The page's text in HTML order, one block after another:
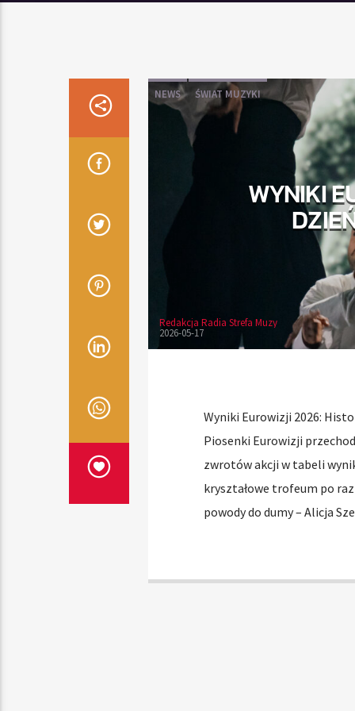
NEWS ŚWIAT MUZYKI
WYNIKI
Redakcja Radia Strefa Muzy
2026-05-17
Wyniki Eurowizji 2026:
Piosenki Eurowizji
zwrotów akcji w tabeli
kryształowe trofeum po
powody do dumy – Alicja